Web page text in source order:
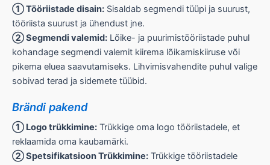
① Tööriistade disain: Sisaldab segmendi tüüpi ja suurust,
tööriista suurust ja ühendust jne.
② Segmendi valemid: Lõike- ja puurimistööriistade puhul
kohandage segmendi valemit kiirema lõikamiskiiruse või
pikema eluea saavutamiseks. Lihvimisvahendite puhul valige
sobivad terad ja sidemete tüübid.
Brändi pakend
① Logo trükkimine: Trükkige oma logo tööriistadele, et
reklaamida oma kaubamärki.
② Spetsifikatsioon Trükkimine: Trükkige tööriistadele